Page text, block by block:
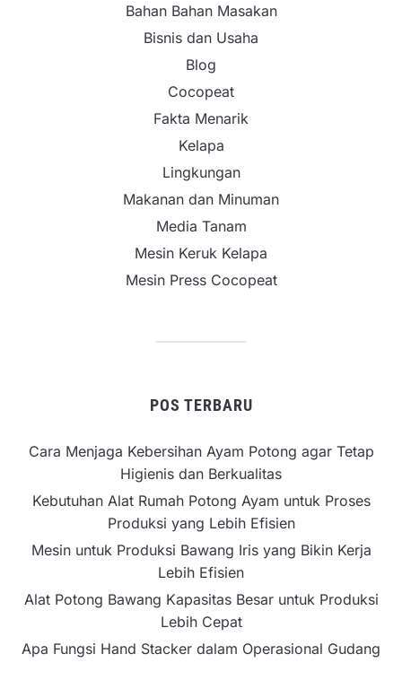
Bahan Bahan Masakan
Bisnis dan Usaha
Blog
Cocopeat
Fakta Menarik
Kelapa
Lingkungan
Makanan dan Minuman
Media Tanam
Mesin Keruk Kelapa
Mesin Press Cocopeat
POS TERBARU
Cara Menjaga Kebersihan Ayam Potong agar Tetap
Higienis dan Berkualitas
Kebutuhan Alat Rumah Potong Ayam untuk Proses
Produksi yang Lebih Efisien
Mesin untuk Produksi Bawang Iris yang Bikin Kerja
Lebih Efisien
Alat Potong Bawang Kapasitas Besar untuk Produksi
Lebih Cepat
Apa Fungsi Hand Stacker dalam Operasional Gudang